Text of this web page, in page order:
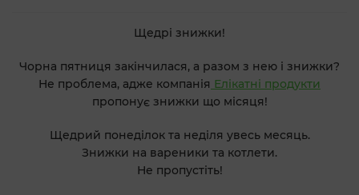
Щедрі знижки!
Чорна пятниця закінчилася, а разом з нею і знижки?
Не проблема, адже компанія Елікатні продукти
пропонує знижки що місяця!
Щедрий понеділок та неділя увесь месяць.
Знижки на вареники та котлети.
Не пропустіть!